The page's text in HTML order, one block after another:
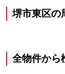
堺市東区の
全物件から